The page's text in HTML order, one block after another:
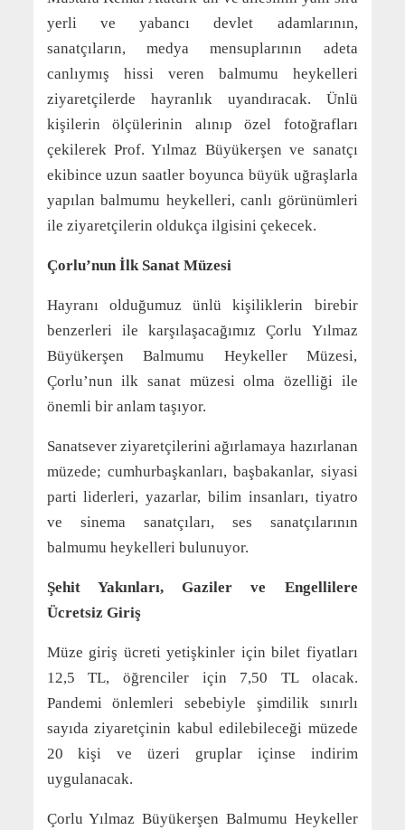
yerli ve yabancı devlet adamlarının,
sanatçıların, medya mensuplarının adeta
canlıymış hissi veren balmumu heykelleri
ziyaretçilerde hayranlık uyandıracak. Ünlü
kişilerin ölçülerinin alınıp özel fotoğrafları
çekilerek Prof. Yılmaz Büyükerşen ve sanatçı
ekibince uzun saatler boyunca büyük uğraşlarla
yapılan balmumu heykelleri, canlı görünümleri
ile ziyaretçilerin oldukça ilgisini çekecek.
Çorlu’nun İlk Sanat Müzesi
Hayranı olduğumuz ünlü kişiliklerin birebir
benzerleri ile karşılaşacağımız Çorlu Yılmaz
Büyükerşen Balmumu Heykeller Müzesi,
Çorlu’nun ilk sanat müzesi olma özelliği ile
önemli bir anlam taşıyor.
Sanatsever ziyaretçilerini ağırlamaya hazırlanan
müzede; cumhurbaşkanları, başbakanlar, siyasi
parti liderleri, yazarlar, bilim insanları, tiyatro
ve sinema sanatçıları, ses sanatçılarının
balmumu heykelleri bulunuyor.
Şehit Yakınları, Gaziler ve Engellilere
Ücretsiz Giriş
Müze giriş ücreti yetişkinler için bilet fiyatları
12,5 TL, öğrenciler için 7,50 TL olacak.
Pandemi önlemleri sebebiyle şimdilik sınırlı
sayıda ziyaretçinin kabul edilebileceği müzede
20 kişi ve üzeri gruplar içinse indirim
uygulanacak.
Çorlu Yılmaz Büyükerşen Balmumu Heykeller